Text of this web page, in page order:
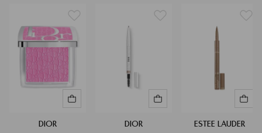
DIOR DIOR ESTEE LAUDER